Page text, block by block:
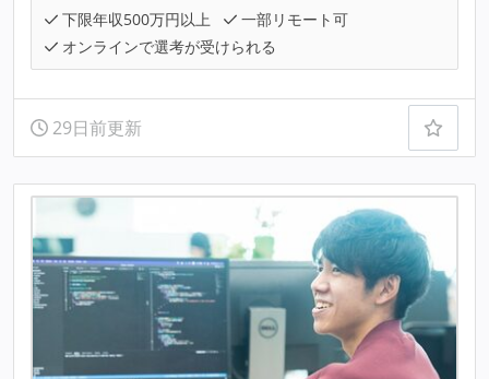
下限年収500万円以上
一部リモート可
オンラインで選考が受けられる
29日前更新